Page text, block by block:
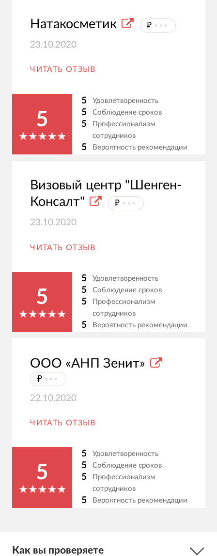
Натакосметик ₽ ⦁⦁⦁
23.10.2020
ЧИТАТЬ ОТЗЫВ
5
5 Удовлетворенность
5 Соблюдение сроков
5
Профессионализм
сотрудников
5 Вероятность рекомендации
Визовый центр "Шенген-
Консалт"
₽ ⦁⦁⦁
23.10.2020
ЧИТАТЬ ОТЗЫВ
5
5 Удовлетворенность
5 Соблюдение сроков
5
Профессионализм
сотрудников
5 Вероятность рекомендации
ООО «АНП Зенит»
₽ ⦁⦁⦁
22.10.2020
ЧИТАТЬ ОТЗЫВ
5
5 Удовлетворенность
5 Соблюдение сроков
5
Профессионализм
сотрудников
5 Вероятность рекомендации
Как вы проверяете